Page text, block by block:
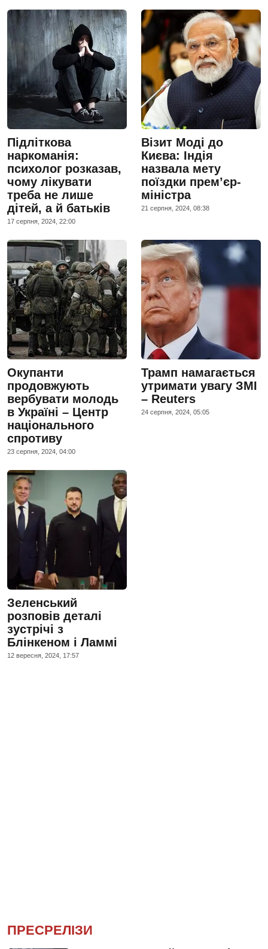
Підліткова
наркоманія:
психолог розказав,
чому лікувати
треба не лише
дітей, а й батьків
17 серпня, 2024, 22:00
Візит Моді до
Києва: Індія
назвала мету
поїздки прем’єр-
міністра
21 серпня, 2024, 08:38
Окупанти
продовжують
вербувати молодь
в Україні – Центр
національного
спротиву
23 серпня, 2024, 04:00
Трамп намагається
утримати увагу ЗМІ
– Reuters
24 серпня, 2024, 05:05
Зеленський
розповів деталі
зустрічі з
Блінкеном і Ламмі
12 вересня, 2024, 17:57
ПРЕСРЕЛІЗИ